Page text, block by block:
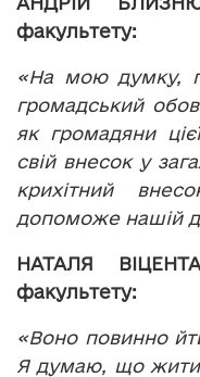
факультету:
«На мою думку,
громадський
як громадяни
свій внесок у
крихітний
допоможе нашій
НАТАЛЯ
факультету:
«Воно повинно
Я думаю, що жити